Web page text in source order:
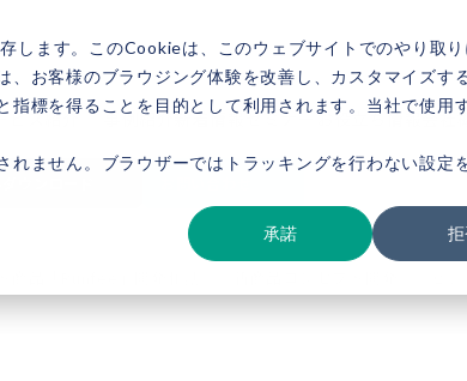
します。このCookieは、このウェブサイトでのやり取
お客様のブラウジング体験を改善し、カスタマイズす
標を得ることを目的として利用されます。当社で使用
ません。ブラウザーではトラッキングを行わない設定
承諾
ビス紹介 事例紹介新着情報セミナーお役立ち情報会社